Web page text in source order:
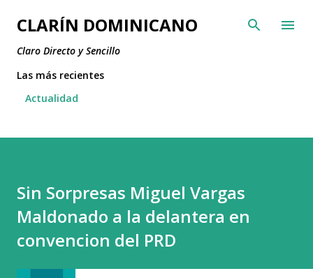
Ir al contenido principal
CLARÍN DOMINICANO
Claro Directo y Sencillo
Las más recientes
Actualidad
Sin Sorpresas Miguel Vargas
Maldonado a la delantera en
convencion del PRD